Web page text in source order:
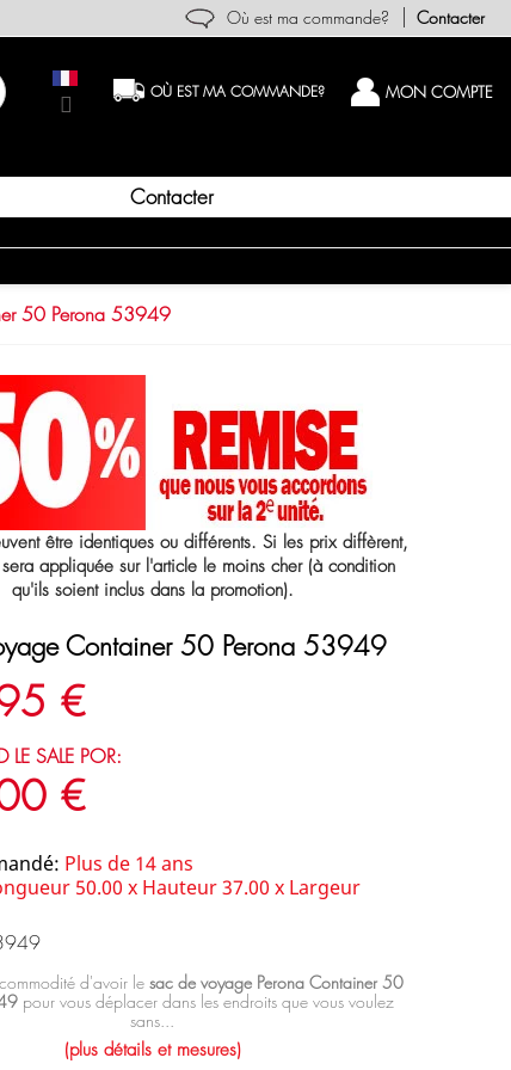
Où est ma commande? Contacter
OÙ EST MA COMMANDE? MON COMPTE
Contacter
50 Perona 53949
être identiques ou différents. Si les prix diffèrent,
appliquée sur l'article le moins cher (à condition
qu'ils soient inclus dans la promotion).
Container 50 Perona 53949
€
LE SALE POR:
€
Plus de 14 ans
50.00 x Hauteur 37.00 x Largeur
d'avoir le sac de voyage Perona Container 50
pour vous déplacer dans les endroits que vous voulez
sans...
(plus détails et mesures)